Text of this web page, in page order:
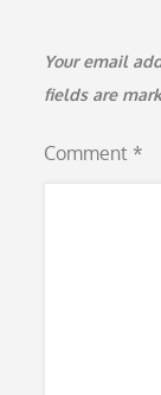
Your email
fields are
Comment *